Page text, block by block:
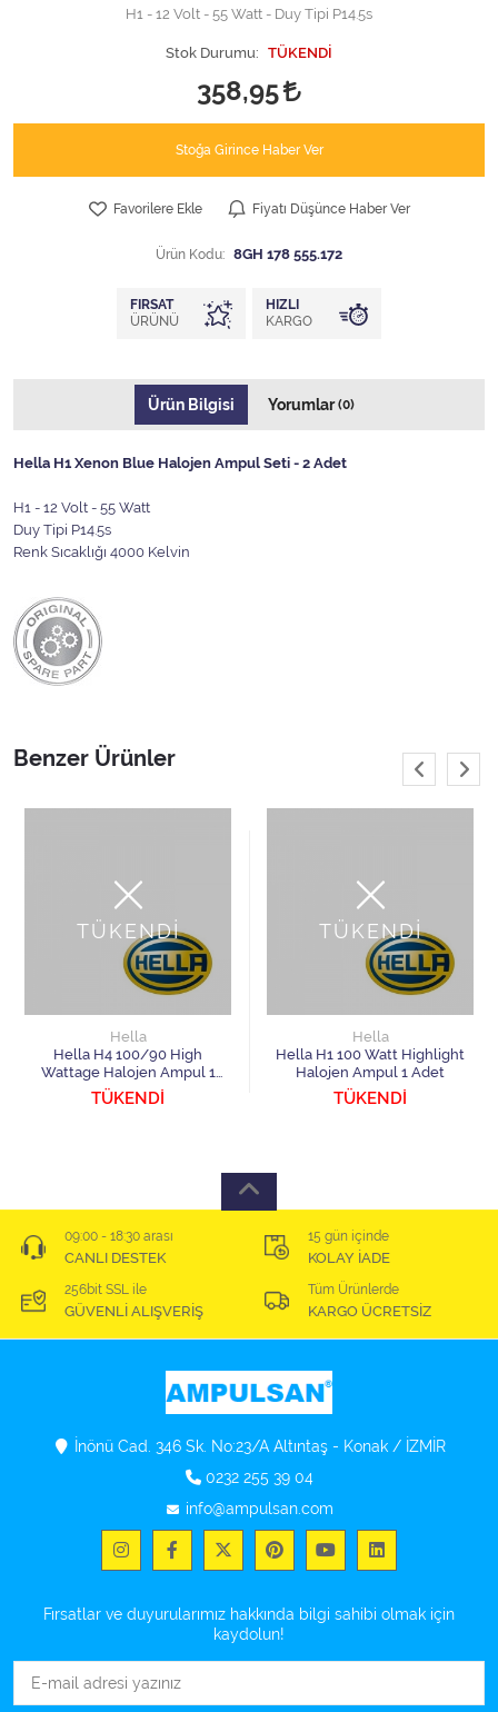
Tüm Kategorileri GörH1 - 12 Volt - 55 Watt - Duy Tipi P14.5s
Stok Durumu: TÜKENDİ
358,95
Stoğa Girince Haber Ver
Favorilere Ekle Fiyatı Düşünce Haber Ver
Ürün Kodu: 8GH 178 555.172
FIRSAT
ÜRÜNÜ
HIZLI
KARGO
Ürün Bilgisi Yorumlar(0)
Hella H1 Xenon Blue Halojen Ampul Seti - 2 Adet
H1 - 12 Volt - 55 Watt
Duy Tipi P14.5s
Renk Sıcaklığı 4000 Kelvin
Benzer Ürünler
TÜKENDİ
Hella
Hella H4 100/90 High
Wattage Halojen Ampul 1
Adet
TÜKENDİ
TÜKENDİ
Hella
Hella H1 100 Watt Highlight
Halojen Ampul 1 Adet
TÜKENDİ
09:00 - 18:30 arası
CANLI DESTEK
15 gün içinde
KOLAY İADE
256bit SSL ile
GÜVENLİ ALIŞVERİŞ
Tüm Ürünlerde
KARGO ÜCRETSİZ
İnönü Cad. 346 Sk. No:23/A Altıntaş - Konak / İZMİR
0232 255 39 04
info@ampulsan.com
Fırsatlar ve duyurularımız hakkında bilgi sahibi olmak için
kaydolun!